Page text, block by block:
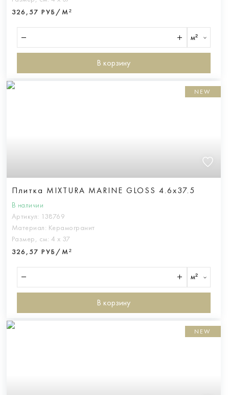
326,57 РУБ/М²
м²
В корзину
NEW
Плитка MIXTURA MARINE GLOSS 4.6x37.5
В наличии
Артикул: 138769
Материал: Керамогранит
Размер, см: 4 х 37
326,57 РУБ/М²
м²
В корзину
NEW